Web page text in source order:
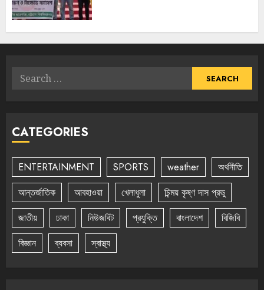
Search
CATEGORIES
ENTERTAINMENT SPORTS weather
অর্থনীতি
আন্তর্জাতিক
আবহাওয়া খেলাধুলা
চিন্ময় কৃষ্ণ দাস প্রভু
জাতীয়
ঢাকা নিউজবিট প্রযুক্তি বাংলাদেশ
বিজিবি
বিজ্ঞান
ব্যবসা স্বাস্থ্য